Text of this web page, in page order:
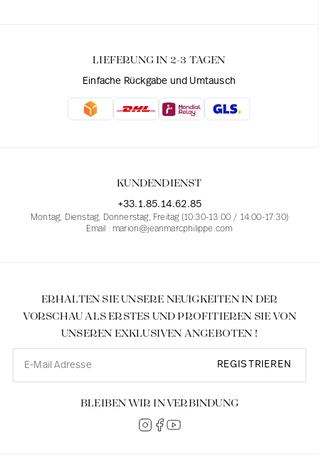
LIEFERUNG IN 2-3 TAGEN
Einfache Rückgabe und Umtausch
KUNDENDIENST
+33.1.85.14.62.85
Montag, Dienstag, Donnerstag, Freitag (10:30-13:00 / 14:00-17:30)
Email : marion@jeanmarcphilippe.com
ERHALTEN SIE UNSERE NEUIGKEITEN IN DER
VORSCHAU ALS ERSTES UND PROFITIEREN SIE VON
UNSEREN EXKLUSIVEN ANGEBOTEN !
REGISTRIEREN
BLEIBEN WIR IN VERBINDUNG